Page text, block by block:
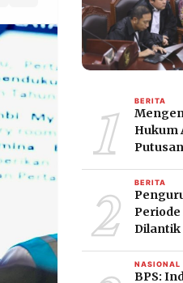
1 BERITA
Hukum
2 BERITA
Periode
Dilantik
NASIONAL
BPS: